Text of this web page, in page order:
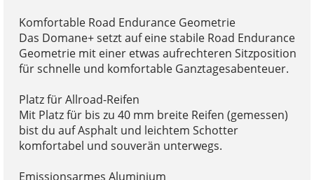
Komfortable Road Endurance Geometrie
Das Domane+ setzt auf eine stabile Road Endurance
Geometrie mit einer etwas aufrechteren Sitzposition
für schnelle und komfortable Ganztagesabenteuer.
Platz für Allroad-Reifen
Mit Platz für bis zu 40 mm breite Reifen (gemessen)
bist du auf Asphalt und leichtem Schotter
komfortabel und souverän unterwegs.
Emissionsarmes Aluminium